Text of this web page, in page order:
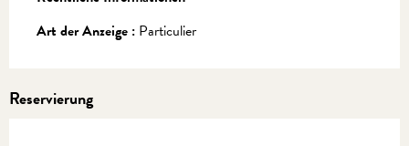
Art der Anzeige : Particulier
Reservierung